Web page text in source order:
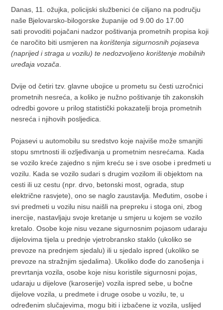
Danas, 11. ožujka, policijski službenici će ciljano na području
naše Bjelovarsko-bilogorske županije od 9.00 do 17.00
sati provoditi pojačani nadzor poštivanja prometnih propisa koji
će naročito biti usmjeren nakorištenja sigurnosnih pojaseva
(naprijed i straga u vozilu) te nedozvoljeno korištenje mobilnih
uređaja vozača.
Dvije od četiri tzv. glavne ubojice u prometu su česti uzročnici
prometnih nesreća, a koliko je nužno poštivanje tih zakonskih
odredbi govore u prilog statistički pokazatelji broja prometnih
nesreća i njihovih posljedica.
Pojasevi u automobilu su sredstvo koje najviše može smanjiti
stopu smrtnosti ili ozljeđivanja u prometnim nesrećama. Kada
se vozilo kreće zajedno s njim kreću se i sve osobe i predmeti u
vozilu. Kada se vozilo sudari s drugim vozilom ili objektom na
cesti ili uz cestu (npr. drvo, betonski most, ograda, stup
električne rasvjete), ono se naglo zaustavlja. Međutim, osobe i
svi predmeti u vozilu nisu naišli na prepreku i stoga oni, zbog
inercije, nastavljaju svoje kretanje u smjeru u kojem se vozilo
kretalo. Osobe koje nisu vezane sigurnosnim pojasom udaraju
dijelovima tijela u prednje vjetrobransko staklo (ukoliko se
prevoze na prednjem sjedalu) ili u sjedalo ispred (ukoliko se
prevoze na stražnjim sjedalima). Ukoliko dođe do zanošenja i
prevrtanja vozila, osobe koje nisu koristile sigurnosni pojas,
udaraju u dijelove (karoserije) vozila ispred sebe, u bočne
dijelove vozila, u predmete i druge osobe u vozilu, te, u
određenim slučajevima, mogu biti i izbačene iz vozila, uslijed